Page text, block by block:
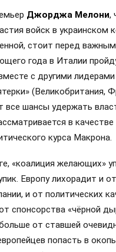
Джорджа Мелони,
войск в украинском
стоит перед
года в Италии
с другими лидерами
(Великобритания,
все шансы удержать
в качестве
курса Макрона.
«коалиция желающих»
Европу лихорадит и
и от политических
спонсорства «чёрной
от ставшей
попасть в